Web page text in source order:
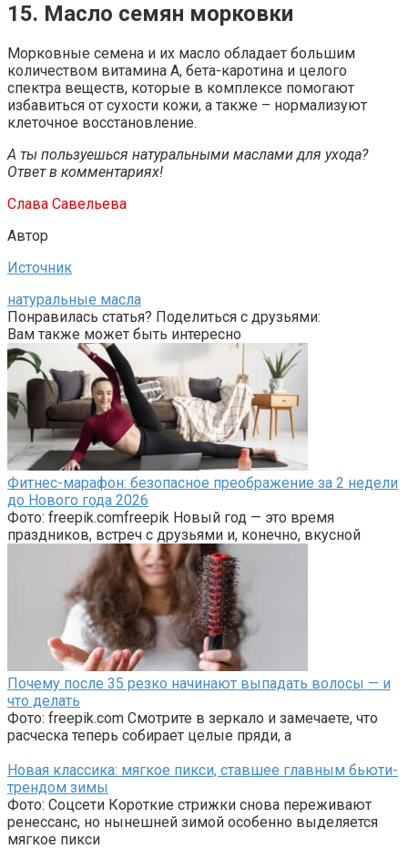
15. Масло семян морковки
Морковные семена и их масло обладает большим
количеством витамина А, бета-каротина и целого
спектра веществ, которые в комплексе помогают
избавиться от сухости кожи, а также – нормализуют
клеточное восстановление.
А ты пользуешься натуральными маслами для ухода?
Ответ в комментариях!
Слава Савельева
Автор
Источник
натуральные масла
Понравилась статья? Поделиться с друзьями:
Вам также может быть интересно
Фитнес-марафон: безопасное преображение за 2 недели
до Нового года 2026
Фото: freepik.comfreepik Новый год — это время
праздников, встреч с друзьями и, конечно, вкусной
Почему после 35 резко начинают выпадать волосы — и
что делать
Фото: freepik.com Смотрите в зеркало и замечаете, что
расческа теперь собирает целые пряди, а
Новая классика: мягкое пикси, ставшее главным бьюти-
трендом зимы
Фото: Соцсети Короткие стрижки снова переживают
ренессанс, но нынешней зимой особенно выделяется
мягкое пикси